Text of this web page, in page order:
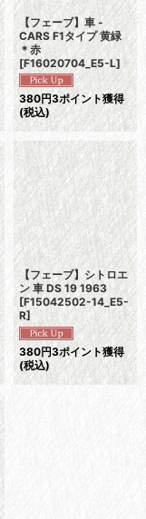
【フェーブ】車 -
CARS F1タイプ 黄緑
＊赤
[F16020704_E5-L]
380円3ポイント獲得
(税込)
【フェーブ】シトロエ
ン 車 DS 19 1963
[F15042502-14_E5-
R]
380円3ポイント獲得
(税込)